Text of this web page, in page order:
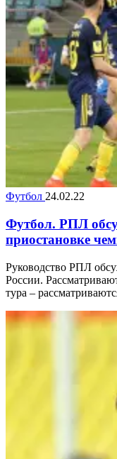
Футбол 24.02.22
Футбол. РПЛ
приостановке
Руководство РПЛ
России.
тура –